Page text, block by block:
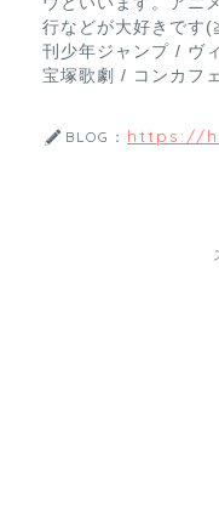
行などが大好きで
刊少年ジャンプ / ヴ
宝塚歌劇 / コンカフ
BLOG： https://